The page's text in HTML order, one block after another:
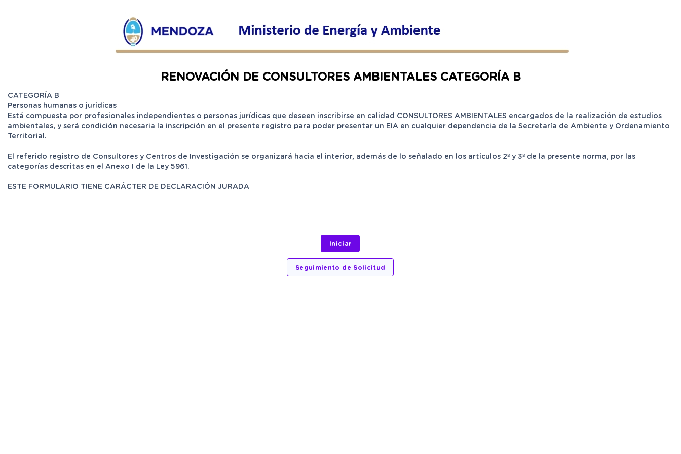
RENOVACIÓN DE CONSULTORES AMBIENTALES CATEGORÍA B
CATEGORÍA B
Personas humanas o jurídicas
Está compuesta por profesionales independientes o personas jurídicas que deseen inscribirse en calidad CONSULTORES AMBIENTALES encargados de la realización de estudios
ambientales, y será condición necesaria la inscripción en el presente registro para poder presentar un EIA en cualquier dependencia de la Secretaría de Ambiente y Ordenamiento
Territorial.
El referido registro de Consultores y Centros de Investigación se organizará hacia el interior, además de lo señalado en los artículos 2º y 3º de la presente norma, por las
categorías descritas en el Anexo I de la Ley 5961.
ESTE FORMULARIO TIENE CARÁCTER DE DECLARACIÓN JURADA